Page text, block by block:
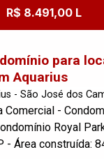
R$ 8.491,00 L
para
Aquarius
- São José dos
Comercial -
Royal
- Área construída: